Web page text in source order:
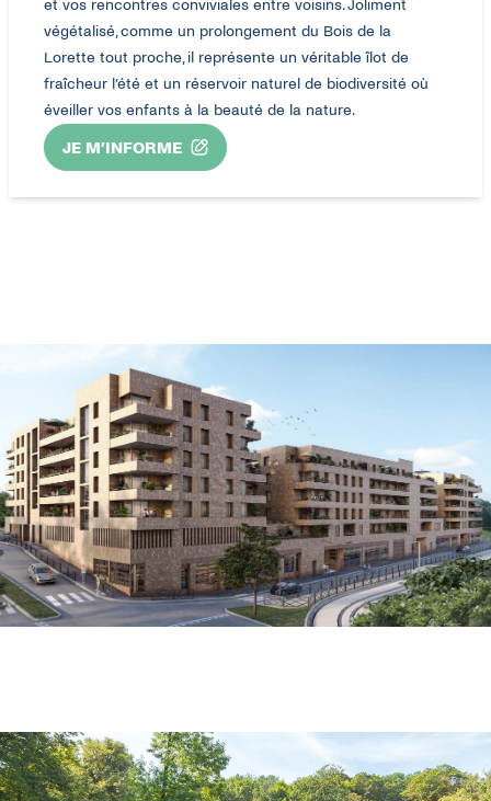
et vos rencontres conviviales entre voisins. Joliment
végétalisé, comme un prolongement du Bois de la
Lorette tout proche, il représente un véritable îlot de
fraîcheur l’été et un réservoir naturel de biodiversité où
éveiller vos enfants à la beauté de la nature.
JE M’INFORME